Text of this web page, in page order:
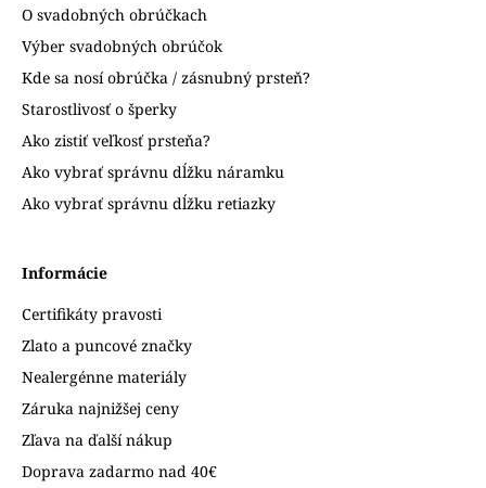
O svadobných obrúčkach
Výber svadobných obrúčok
Kde sa nosí obrúčka / zásnubný prsteň?
Starostlivosť o šperky
Ako zistiť veľkosť prsteňa?
Ako vybrať správnu dĺžku náramku
Ako vybrať správnu dĺžku retiazky
Informácie
Certifikáty pravosti
Zlato a puncové značky
Nealergénne materiály
Záruka najnižšej ceny
Zľava na ďalší nákup
Doprava zadarmo nad 40€